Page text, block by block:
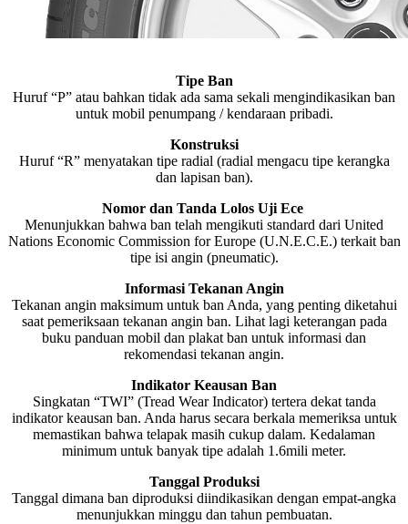
Tipe Ban
Huruf “P” atau bahkan tidak ada sama sekali mengindikasikan ban
untuk mobil penumpang / kendaraan pribadi.
Konstruksi
Huruf “R” menyatakan tipe radial (radial mengacu tipe kerangka
dan lapisan ban).
Nomor dan Tanda Lolos Uji Ece
Menunjukkan bahwa ban telah mengikuti standard dari United
Nations Economic Commission for Europe (U.N.E.C.E.) terkait ban
tipe isi angin (pneumatic).
Informasi Tekanan Angin
Tekanan angin maksimum untuk ban Anda, yang penting diketahui
saat pemeriksaan tekanan angin ban. Lihat lagi keterangan pada
buku panduan mobil dan plakat ban untuk informasi dan
rekomendasi tekanan angin.
Indikator Keausan Ban
Singkatan “TWI” (Tread Wear Indicator) tertera dekat tanda
indikator keausan ban. Anda harus secara berkala memeriksa untuk
memastikan bahwa telapak masih cukup dalam. Kedalaman
minimum untuk banyak tipe adalah 1.6mili meter.
Tanggal Produksi
Tanggal dimana ban diproduksi diindikasikan dengan empat-angka
menunjukkan minggu dan tahun pembuatan.